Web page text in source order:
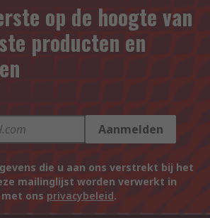
op de hoogte van
producten en
Aanmelden
die u aan ons verstrekt bij het
mailinglijst worden verwerkt in
ons privacybeleid.